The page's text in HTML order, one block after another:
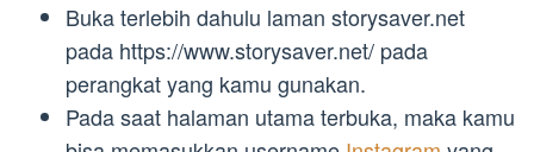
Buka terlebih dahulu laman storysaver.net
pada https://www.storysaver.net/ pada
perangkat yang kamu gunakan.
Pada saat halaman utama terbuka, maka kamu